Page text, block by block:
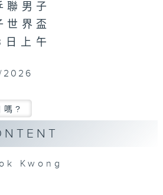
聯男子
世界盃
上午
嗎?
Kwong